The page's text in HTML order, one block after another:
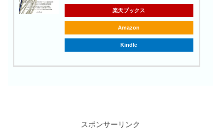
楽天ブックス
Amazon
Kindle
【Windowsバッチ
入門】Windowsバ
スポンサーリンク